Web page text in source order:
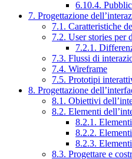
6.10.4.
7. Progettazione
7.1. Caratteristiche
7.2. User stories per
7.2.1.
7.3. Flussi di
7.4. Wireframe
7.5. Prototipi
8. Progettazione
8.1. Obiettivi
8.2. Elementi
8.2.1.
8.2.2.
8.2.3.
8.3. Progettare e